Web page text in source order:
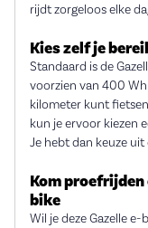
rijdt zorgeloos elke
Kies zelf je
Standaard is de
voorzien van 400
kilometer kunt
kun je ervoor kiezen
Je hebt dan keuze
Kom proefrijden
bike
Wil je deze Gazelle